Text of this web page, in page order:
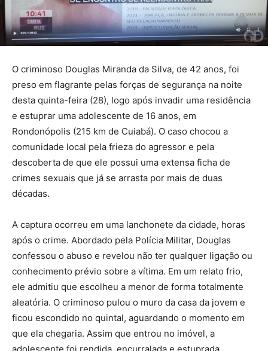
O criminoso Douglas Miranda da Silva, de 42 anos, foi
preso em flagrante pelas forças de segurança na noite
desta quinta-feira (28), logo após invadir uma residência
e estuprar uma adolescente de 16 anos, em
Rondonópolis (215 km de Cuiabá). O caso chocou a
comunidade local pela frieza do agressor e pela
descoberta de que ele possui uma extensa ficha de
crimes sexuais que já se arrasta por mais de duas
décadas.
A captura ocorreu em uma lanchonete da cidade, horas
após o crime. Abordado pela Polícia Militar, Douglas
confessou o abuso e revelou não ter qualquer ligação ou
conhecimento prévio sobre a vítima. Em um relato frio,
ele admitiu que escolheu a menor de forma totalmente
aleatória. O criminoso pulou o muro da casa da jovem e
ficou escondido no quintal, aguardando o momento em
que ela chegaria. Assim que entrou no imóvel, a